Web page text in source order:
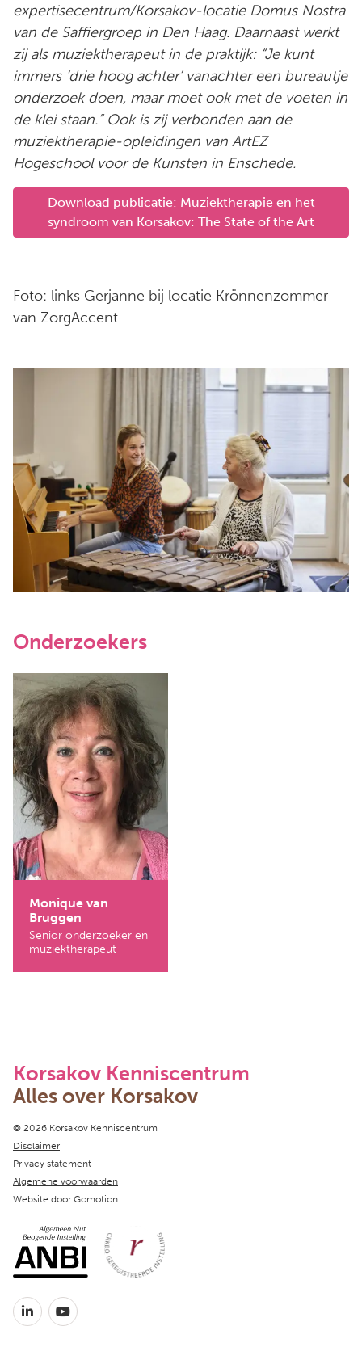
expertisecentrum/Korsakov-locatie Domus Nostra
van de Saffiergroep in Den Haag. Daarnaast werkt
zij als muziektherapeut in de praktijk: “Je kunt
immers ‘drie hoog achter’ vanachter een bureautje
onderzoek doen, maar moet ook met de voeten in
de klei staan.” Ook is zij verbonden aan de
muziektherapie-opleidingen van ArtEZ
Hogeschool voor de Kunsten in Enschede.
Download publicatie: Muziektherapie en het
syndroom van Korsakov: The State of the Art
Foto: links Gerjanne bij locatie Krönnenzommer
van ZorgAccent.
Onderzoekers
Monique van
Bruggen
Senior onderzoeker en
muziektherapeut
Korsakov Kenniscentrum
Alles over Korsakov
Copyright navigation
© 2026 Korsakov Kenniscentrum
Disclaimer
Privacy statement
Algemene voorwaarden
Website door Gomotion